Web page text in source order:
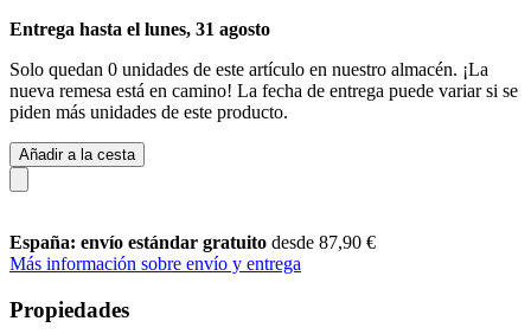
Entrega hasta el lunes, 31 agosto
Solo quedan 0 unidades de este artículo en nuestro almacén. ¡La
nueva remesa está en camino! La fecha de entrega puede variar si se
piden más unidades de este producto.
Añadir a la cesta
España: envío estándar gratuito desde 87,90 €
Más información sobre envío y entrega
Propiedades